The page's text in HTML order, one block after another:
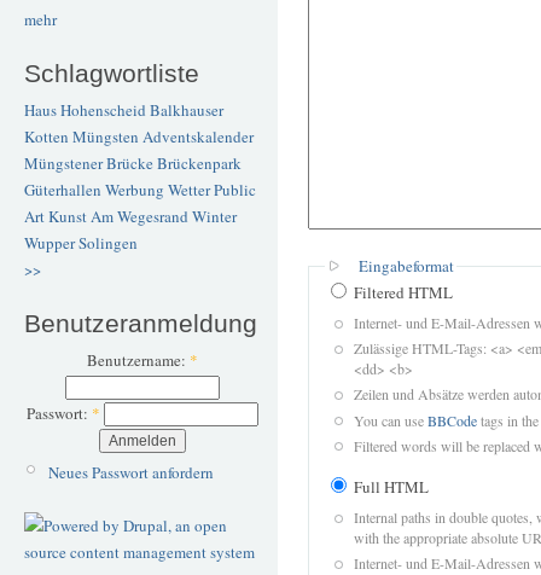
mehr
Schlagwortliste
Haus Hohenscheid Balkhauser
Kotten Müngsten Adventskalender
Müngstener BrückeBrückenpark
Güterhallen Werbung WetterPublic
ArtKunstAm Wegesrand Winter
WupperSolingen
>>
Benutzeranmeldung
Benutzername: *
Passwort: *
Neues Passwort anfordern
Eingabeformat
Filtered HTML
Internet- und E-Mail-Adressen
Zulässige HTML-Tags: <a>
<dd> <b>
Zeilen und Absätze werden
You can useBBCodetags in
Filtered words will be replaced
Full HTML
Internal paths in double quotes,
with the appropriate absolute
Internet- und E-Mail-Adressen